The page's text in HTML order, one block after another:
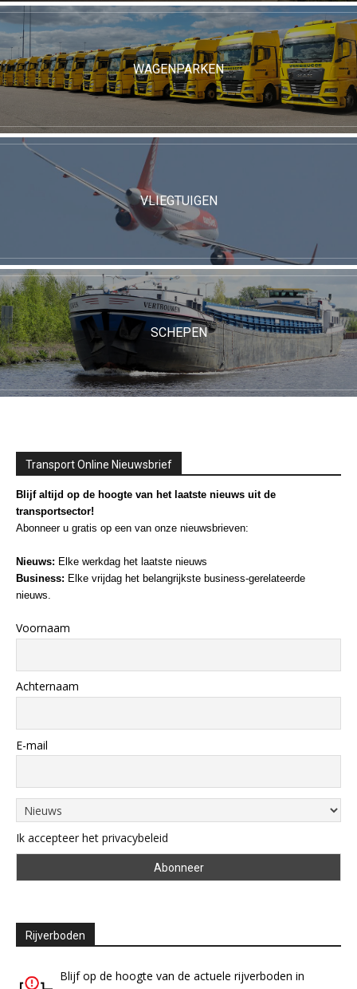
WAGENPARKEN
VLIEGTUIGEN
SCHEPEN
Transport Online Nieuwsbrief
Blijf altijd op de hoogte van het laatste nieuws uit de
transportsector!
Abonneer u gratis op een van onze nieuwsbrieven:
Nieuws: Elke werkdag het laatste nieuws
Business: Elke vrijdag het belangrijkste business-gerelateerde
nieuws.
Voornaam
Achternaam
E-mail
Ik accepteer het privacybeleid
Rijverboden
Blijf op de hoogte van de actuele rijverboden in